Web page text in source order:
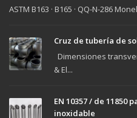
ASTM B163 · B165 · QQ-N-286
Cruz de tubería de
Dimensiones
& El...
EN 10357 / de 11850
inoxidable